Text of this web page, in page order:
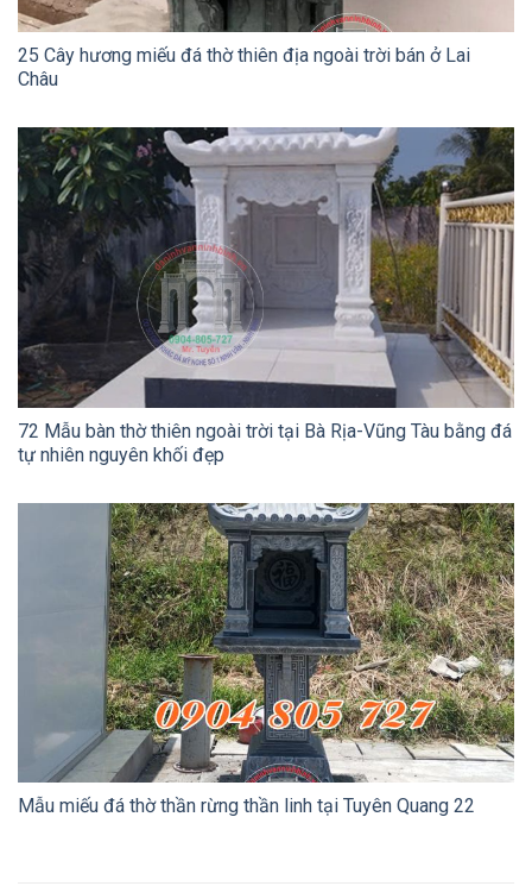
25 Cây hương miếu đá thờ thiên địa ngoài trời bán ở Lai
Châu
72 Mẫu bàn thờ thiên ngoài trời tại Bà Rịa-Vũng Tàu bằng đá
tự nhiên nguyên khối đẹp
Mẫu miếu đá thờ thần rừng thần linh tại Tuyên Quang 22